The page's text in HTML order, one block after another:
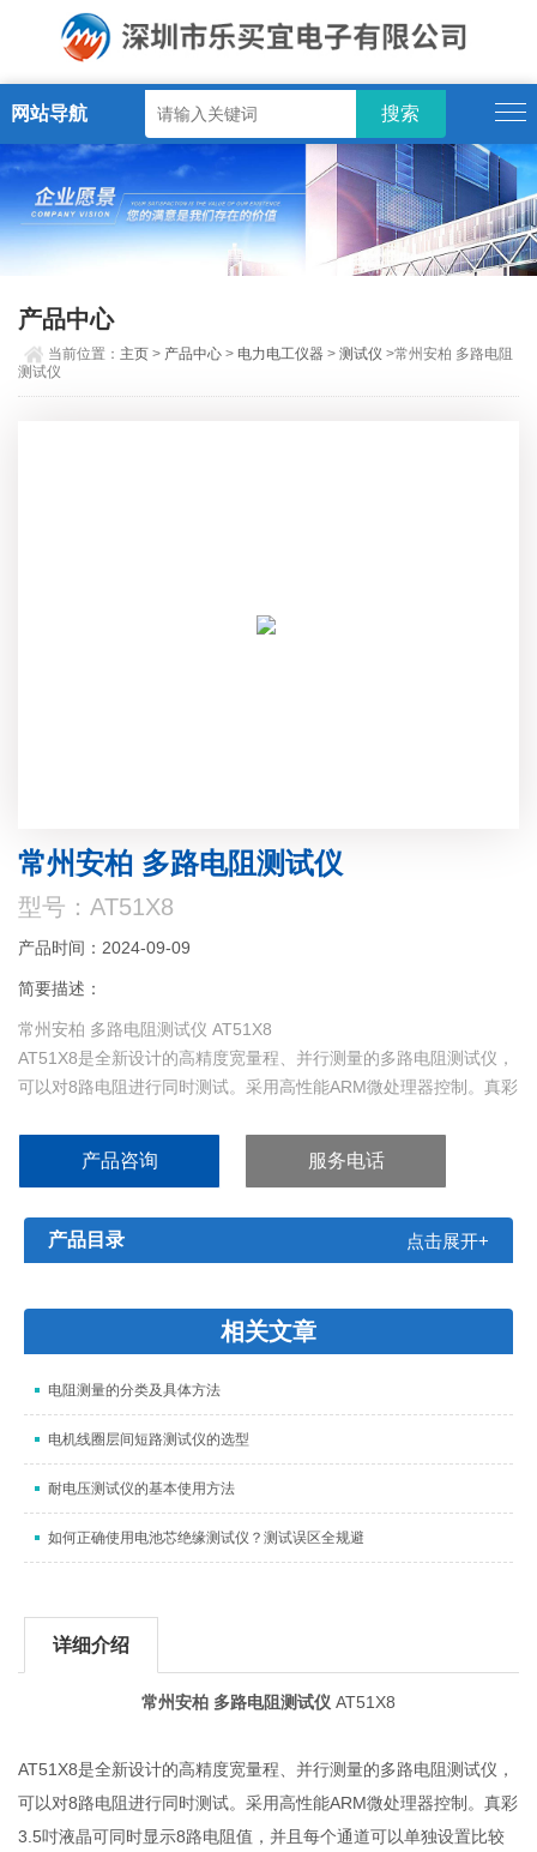
网站导航
产品中心
当前位置： 主页 > 产品中心 > 电力电工仪器 >测试仪 >常州安柏 多路电阻
测试仪
常州安柏 多路电阻测试仪
型号：AT51X8
产品时间：2024-09-09
简要描述：
常州安柏 多路电阻测试仪 AT51X8
AT51X8是全新设计的高精度宽量程、并行测量的多路电阻测试仪，
可以对8路电阻进行同时测试。采用高性能ARM微处理器控制。真彩
OK/NG信号，以提高生产自动化测试能力!
产品咨询 服务电话
产品目录 点击展开+
相关文章
电阻测量的分类及具体方法
电机线圈层间短路测试仪的选型
耐电压测试仪的基本使用方法
如何正确使用电池芯绝缘测试仪？测试误区全规避
详细介绍
常州安柏 多路电阻测试仪AT51X8
AT51X8是全新设计的高精度宽量程、并行测量的多路电阻测试仪，
可以对8路电阻进行同时测试。采用高性能ARM微处理器控制。真彩
3.5吋液晶可同时显示8路电阻值，并且每个通道可以单独设置比较